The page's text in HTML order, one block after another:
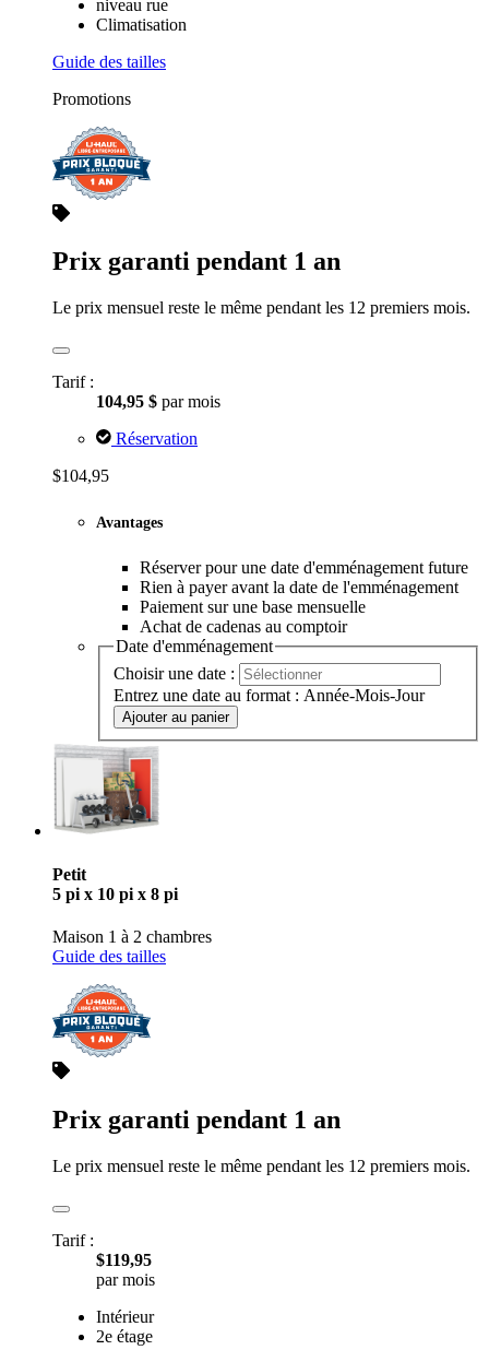
niveau rue
Climatisation
Guide des tailles
Promotions
Prix garanti pendant 1 an
Le prix mensuel reste le même pendant les 12 premiers mois.
Tarif :
104,95 $ par mois
Réservation
$104,95
Avantages
Réserver pour une date d'emménagement future
Rien à payer avant la date de l'emménagement
Paiement sur une base mensuelle
Achat de cadenas au comptoir
Date d'emménagement
Choisir une date :
Entrez une date au format : Année-Mois-Jour
Ajouter au panier
Petit
5 pi x 10 pi x 8 pi
Maison 1 à 2 chambres
Guide des tailles
Prix garanti pendant 1 an
Le prix mensuel reste le même pendant les 12 premiers mois.
Tarif :
$119,95
par mois
Intérieur
2e étage